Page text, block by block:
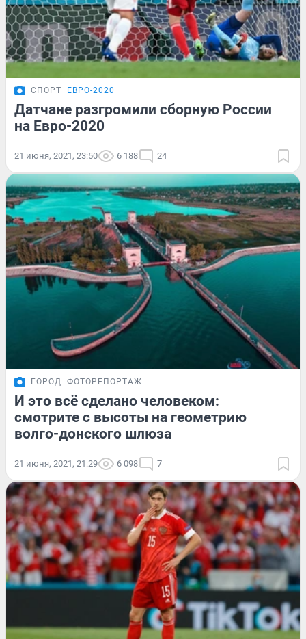
СПОРТ ЕВРО-2020
Датчане разгромили сборную России
на Евро-2020
21 июня, 2021, 23:50 6 188 24
ГОРОД ФОТОРЕПОРТАЖ
И это всё сделано человеком:
смотрите с высоты на геометрию
волго-донского шлюза
21 июня, 2021, 21:29 6 098 7